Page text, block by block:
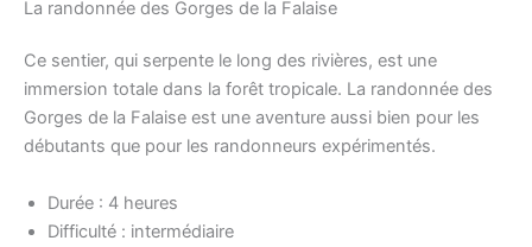
La randonnée des Gorges de la Falaise
Ce sentier, qui serpente le long des rivières, est une
immersion totale dans la forêt tropicale. La randonnée des
Gorges de la Falaise est une aventure aussi bien pour les
débutants que pour les randonneurs expérimentés.
Durée : 4 heures
Difficulté : intermédiaire